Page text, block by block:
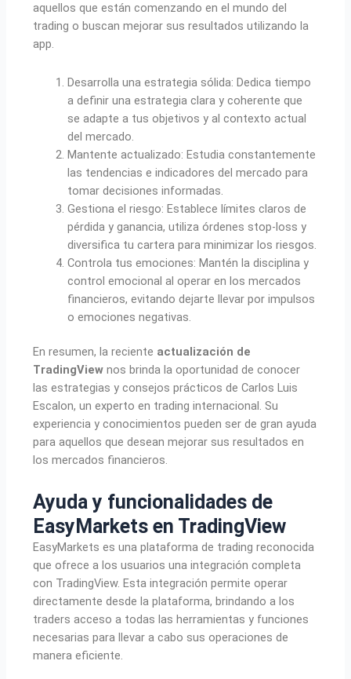
aquellos que están comenzando en el mundo del
trading o buscan mejorar sus resultados utilizando la
app.
Desarrolla una estrategia sólida: Dedica tiempo
a definir una estrategia clara y coherente que
se adapte a tus objetivos y al contexto actual
del mercado.
Mantente actualizado: Estudia constantemente
las tendencias e indicadores del mercado para
tomar decisiones informadas.
Gestiona el riesgo: Establece límites claros de
pérdida y ganancia, utiliza órdenes stop-loss y
diversifica tu cartera para minimizar los riesgos.
Controla tus emociones: Mantén la disciplina y
control emocional al operar en los mercados
financieros, evitando dejarte llevar por impulsos
o emociones negativas.
En resumen, la reciente actualización de
TradingView nos brinda la oportunidad de conocer
las estrategias y consejos prácticos de Carlos Luis
Escalon, un experto en trading internacional. Su
experiencia y conocimientos pueden ser de gran ayuda
para aquellos que desean mejorar sus resultados en
los mercados financieros.
Ayuda y funcionalidades de
EasyMarkets en TradingView
EasyMarkets es una plataforma de trading reconocida
que ofrece a los usuarios una integración completa
con TradingView. Esta integración permite operar
directamente desde la plataforma, brindando a los
traders acceso a todas las herramientas y funciones
necesarias para llevar a cabo sus operaciones de
manera eficiente.